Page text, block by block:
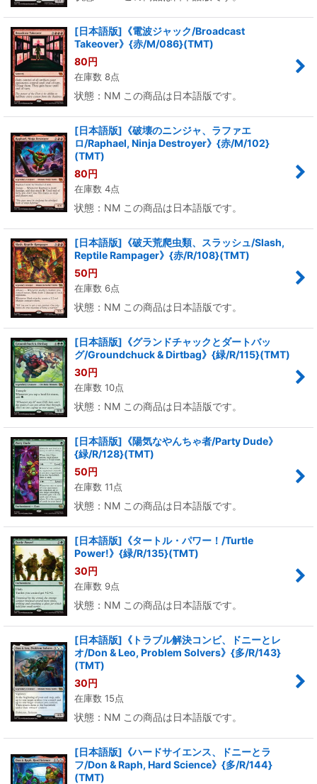
[日本語版]《電波ジャック/Broadcast
Takeover》{赤/M/086}(TMT)
80円
在庫数 8点
状態：NM この商品は日本語版です。
[日本語版]《破壊のニンジャ、ラファエ
ロ/Raphael, Ninja Destroyer》{赤/M/102}
(TMT)
80円
在庫数 4点
状態：NM この商品は日本語版です。
[日本語版]《破天荒爬虫類、スラッシュ/Slash,
Reptile Rampager》{赤/R/108}(TMT)
50円
在庫数 6点
状態：NM この商品は日本語版です。
[日本語版]《グランドチャックとダートバッ
グ/Groundchuck & Dirtbag》{緑/R/115}(TMT)
30円
在庫数 10点
状態：NM この商品は日本語版です。
[日本語版]《陽気なやんちゃ者/Party Dude》
{緑/R/128}(TMT)
50円
在庫数 11点
状態：NM この商品は日本語版です。
[日本語版]《タートル・パワー！/Turtle
Power!》{緑/R/135}(TMT)
30円
在庫数 9点
状態：NM この商品は日本語版です。
[日本語版]《トラブル解決コンビ、ドニーとレ
オ/Don & Leo, Problem Solvers》{多/R/143}
(TMT)
30円
在庫数 15点
状態：NM この商品は日本語版です。
[日本語版]《ハードサイエンス、ドニーとラ
フ/Don & Raph, Hard Science》{多/R/144}
(TMT)